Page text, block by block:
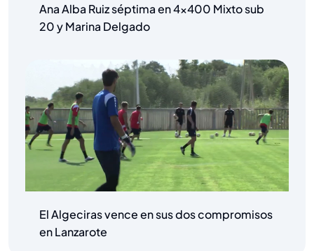
Ana Alba Ruiz séptima en 4×400 Mixto sub
20 y Marina Delgado
El Algeciras vence en sus dos compromisos
en Lanzarote